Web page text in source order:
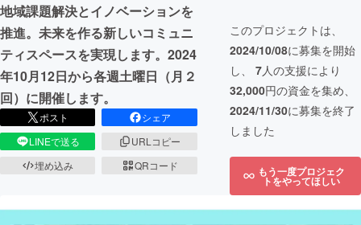
地域課題解決とイノベーションを
推進。未来を作る新しいコミュニ
ティスペースを実現します。2024
年10月12日から各週土曜日（月２
回）に開催します。
ポスト
シェア
LINEで送る
URLコピー
埋め込み
QRコード
このプロジェクトは、
2024/10/08に募集を開始
し、 7人の支援により
32,000円の資金を集め、
2024/11/30に募集を終了
しました
もう一度プロジェク
トをやってほしい